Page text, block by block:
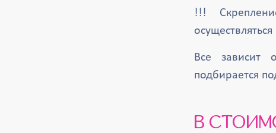
!!!
Все зависит
подбирается
В